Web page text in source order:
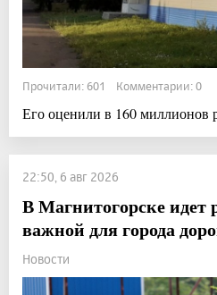
Прочитали: 601 Комментарии: 0
Его оценили в 160 миллионов
22:50, 6 авг 2026
В Магнитогорске идет
важной для города
Новости